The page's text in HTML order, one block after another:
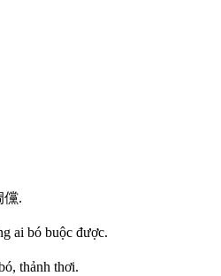
儻.
g ai bó buộc được.
ó, thảnh thơi.